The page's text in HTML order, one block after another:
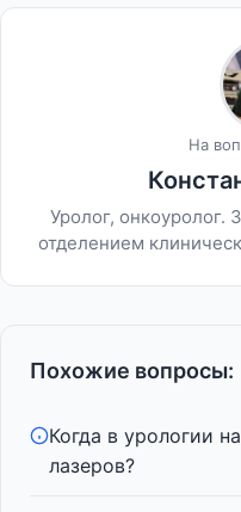
На
Уролог, онкоуролог.
отделением
Похожие вопросы:
Когда в урологии
лазеров?